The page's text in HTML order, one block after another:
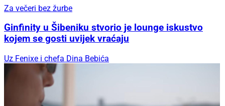
Za večeri bez žurbe
Ginfinity u Šibeniku stvorio je lounge iskustvo
kojem se gosti uvijek vraćaju
Uz Fenixe i chefa Dina Bebića